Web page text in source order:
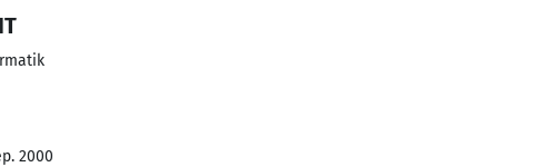
2000